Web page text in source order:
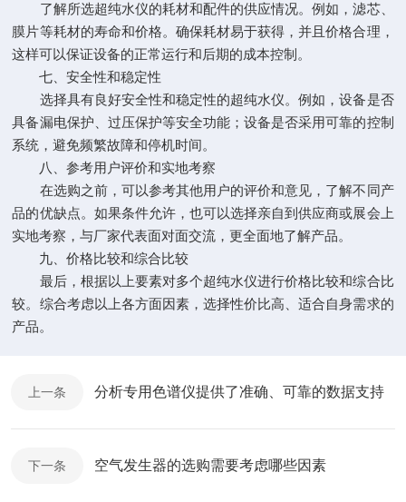
了解所选超纯水仪的耗材和配件的供应情况。例如，滤芯、
膜片等耗材的寿命和价格。确保耗材易于获得，并且价格合理，
这样可以保证设备的正常运行和后期的成本控制。
七、安全性和稳定性
选择具有良好安全性和稳定性的超纯水仪。例如，设备是否
具备漏电保护、过压保护等安全功能；设备是否采用可靠的控制
系统，避免频繁故障和停机时间。
八、参考用户评价和实地考察
在选购之前，可以参考其他用户的评价和意见，了解不同产
品的优缺点。如果条件允许，也可以选择亲自到供应商或展会上
实地考察，与厂家代表面对面交流，更全面地了解产品。
九、价格比较和综合比较
最后，根据以上要素对多个超纯水仪进行价格比较和综合比
较。综合考虑以上各方面因素，选择性价比高、适合自身需求的
产品。
上一条 分析专用色谱仪提供了准确、可靠的数据支持
下一条 空气发生器的选购需要考虑哪些因素